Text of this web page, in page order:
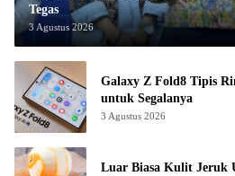
Tegas
3 Agustus 2026
Galaxy Z Fold8 Tipis
untuk Segalanya
3 Agustus 2026
Luar Biasa Kulit Jeruk